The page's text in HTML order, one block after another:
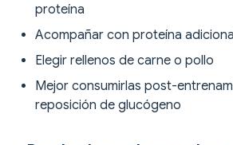
proteína
Acompañar con proteína
Elegir rellenos de carne o pollo
Mejor consumirlas post-
reposición de glucógeno